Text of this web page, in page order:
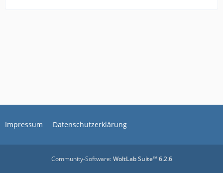
Impressum Datenschutzerklärung
Community-Software:WoltLab Suite™ 6.2.6